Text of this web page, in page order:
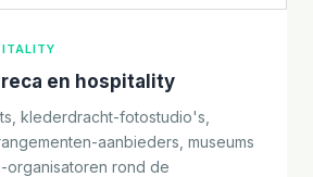
en hospitality
klederdracht-fotostudio's,
aanbieders, museums
organisatoren rond de